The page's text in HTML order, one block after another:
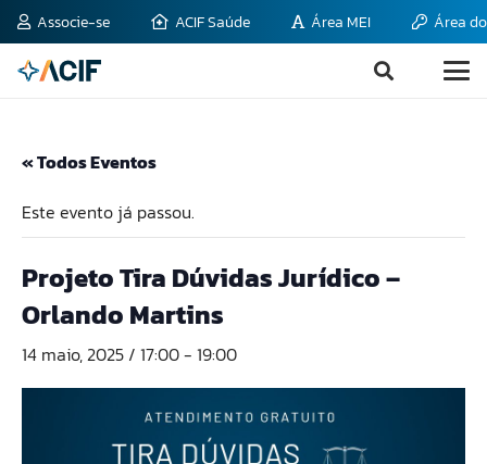
Associe-se ACIF Saúde Área MEI Área
« Todos Eventos
Este evento já passou.
Projeto Tira Dúvidas Jurídico –
Orlando Martins
14 maio, 2025 / 17:00- 19:00